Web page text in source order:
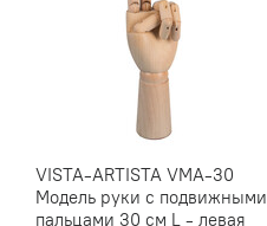
VISTA-ARTISTA VMA-30
Модель руки с подвижными
пальцами 30 см L - левая